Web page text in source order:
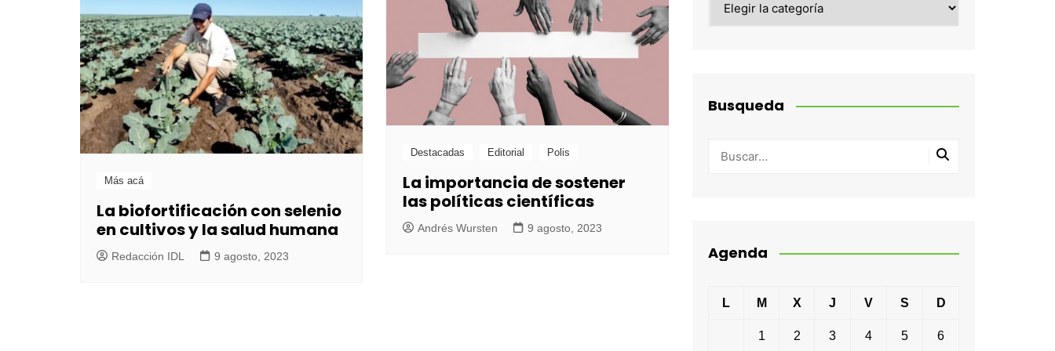
Más acá
La biofortificación con selenio
en cultivos y la salud humana
Redacción IDL 9 agosto, 2023
Destacadas Editorial Polis
La importancia de sostener
las políticas científicas
Andrés Wursten 9 agosto, 2023
Busqueda
Agenda
L M X J V S D
1 2 3 4 5 6